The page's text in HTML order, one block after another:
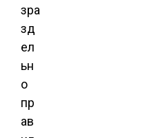
зра
зд
ел
ьн
о
пр
ав